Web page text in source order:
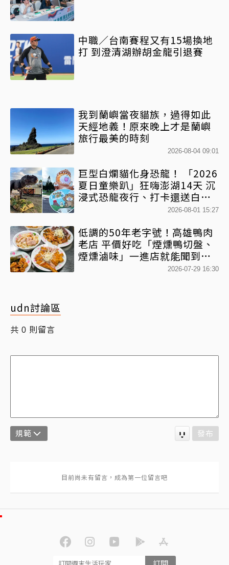
中職／台南賽程又有15場換地
打 到澄清湖辦胡金龍引退賽
我到蘭嶼當夜貓族，過得如此
天經地義！原來晚上才是蘭嶼
旅行最美的時刻
2026-08-04 09:01
巨型白爛貓化身恐龍！ 「2026
夏日童樂趴」狂嗨澎湖14天 沉
浸式恐龍夜行、打卡還送白爛
2026-08-01 15:27
低調的50年老字號！高雄鴨肉
老店 平價好吃「煙燻鴨切盤、
煙燻滷味」一進店就能聞到香
2026-07-29 16:30
udn討論區
共 0 則留言
規範 發布